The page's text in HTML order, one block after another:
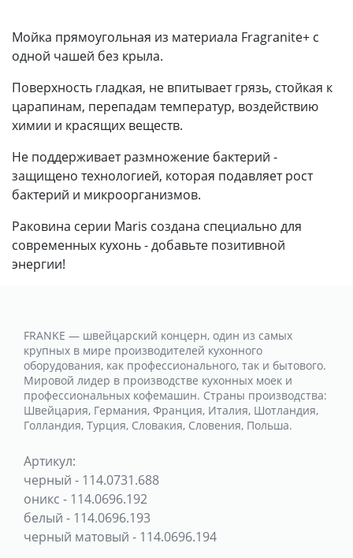
Мойка прямоугольная из материала Fragranite+ с
одной чашей без крыла.
Поверхность гладкая, не впитывает грязь, стойкая к
царапинам, перепадам температур, воздействию
химии и красящих веществ.
Не поддерживает размножение бактерий -
защищено технологией, которая подавляет рост
бактерий и микроорганизмов.
Раковина серии Maris создана специально для
современных кухонь - добавьте позитивной
энергии!
FRANKE — швейцарский концерн, один из самых
крупных в мире производителей кухонного
оборудования, как профессионального, так и бытового.
Мировой лидер в производстве кухонных моек и
профессиональных кофемашин. Страны производства:
Швейцария, Германия, Франция, Италия, Шотландия,
Голландия, Турция, Словакия, Словения, Польша.
Артикул:
черный - 114.0731.688
оникс - 114.0696.192
белый - 114.0696.193
черный матовый - 114.0696.194